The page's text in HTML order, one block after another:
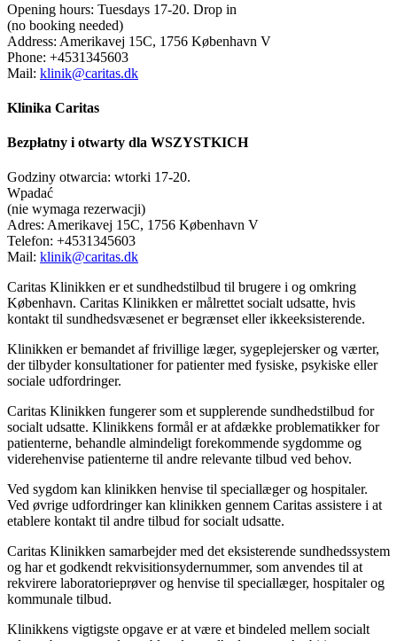
Opening hours: Tuesdays 17-20. Drop in
(no booking needed)
Address: Amerikavej 15C, 1756 København V
Phone: +4531345603
Mail: klinik@caritas.dk
Klinika Caritas
Bezpłatny i otwarty dla WSZYSTKICH
Godziny otwarcia: wtorki 17-20.
Wpadać
(nie wymaga rezerwacji)
Adres: Amerikavej 15C, 1756 København V
Telefon: +4531345603
Mail: klinik@caritas.dk
Caritas Klinikken er et sundhedstilbud til brugere i og omkring
København. Caritas Klinikken er målrettet socialt udsatte, hvis
kontakt til sundhedsvæsenet er begrænset eller ikkeeksisterende.
Klinikken er bemandet af frivillige læger, sygeplejersker og værter,
der tilbyder konsultationer for patienter med fysiske, psykiske eller
sociale udfordringer.
Caritas Klinikken fungerer som et supplerende sundhedstilbud for
socialt udsatte. Klinikkens formål er at afdække problematikker for
patienterne, behandle almindeligt forekommende sygdomme og
viderehenvise patienterne til andre relevante tilbud ved behov.
Ved sygdom kan klinikken henvise til speciallæger og hospitaler.
Ved øvrige udfordringer kan klinikken gennem Caritas assistere i at
etablere kontakt til andre tilbud for socialt udsatte.
Caritas Klinikken samarbejder med det eksisterende sundhedssystem
og har et godkendt rekvisitionsydernummer, som anvendes til at
rekvirere laboratorieprøver og henvise til speciallæger, hospitaler og
kommunale tilbud.
Klinikkens vigtigste opgave er at være et bindeled mellem socialt